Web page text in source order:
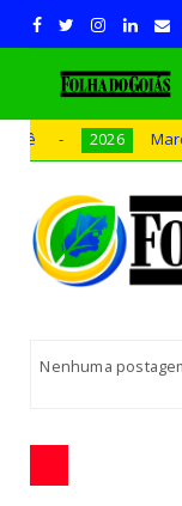
2026 Marconi
Nenhuma